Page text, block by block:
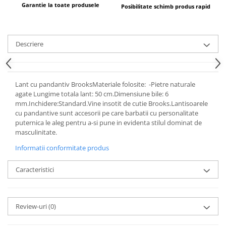
Garantie la toate produsele Posibilitate schimb produs rapid
Descriere
Lant cu pandantiv BrooksMateriale folosite: -Pietre naturale
agate Lungime totala lant: 50 cm.Dimensiune bile: 6
mm.Inchidere:Standard.Vine insotit de cutie Brooks.Lantisoarele
cu pandantive sunt accesorii pe care barbatii cu personalitate
puternica le aleg pentru a-si pune in evidenta stilul dominat de
masculinitate.
Informatii conformitate produs
Caracteristici
Review-uri(0)